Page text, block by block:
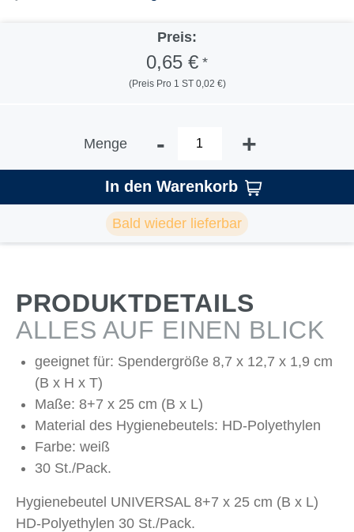
Preis:
0,65 € *
(Preis Pro 1 ST 0,02 €)
Menge - +
In den Warenkorb
Bald wieder lieferbar
PRODUKTDETAILS
ALLES AUF EINEN BLICK
geeignet für: Spendergröße 8,7 x 12,7 x 1,9 cm
(B x H x T)
Maße: 8+7 x 25 cm (B x L)
Material des Hygienebeutels: HD-Polyethylen
Farbe: weiß
30 St./Pack.
Hygienebeutel UNIVERSAL 8+7 x 25 cm (B x L)
HD-Polyethylen 30 St./Pack.